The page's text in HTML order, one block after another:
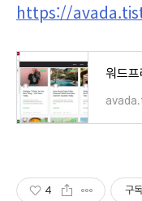
https://
워드
4 구